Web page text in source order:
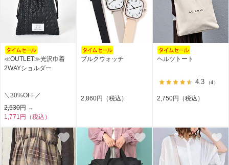
≪OUTLET≫光沢巾着
2WAYショルダー
＼30%OFF／
2,530円 →
1,771円（税込）
ブルクウォッチ
2,860円（税込）
ヘルツトート
4.3 （4）
2,750円（税込）